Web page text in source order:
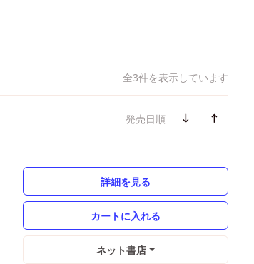
全3件を表示しています
発売日順
詳細を見る
ネット書店